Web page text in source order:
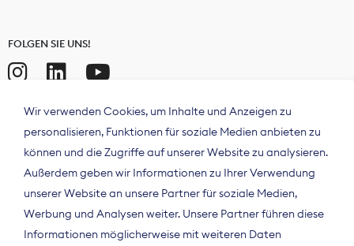
FOLGEN SIE UNS!
Wir verwenden Cookies, um Inhalte und Anzeigen zu
personalisieren, Funktionen für soziale Medien anbieten zu
können und die Zugriffe auf unserer Website zu analysieren.
Außerdem geben wir Informationen zu Ihrer Verwendung
unserer Website an unsere Partner für soziale Medien,
Werbung und Analysen weiter. Unsere Partner führen diese
Informationen möglicherweise mit weiteren Daten